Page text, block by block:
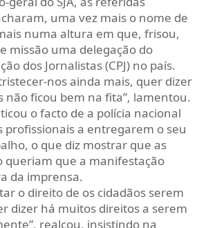
uma vez mais o nome de
numa altura em que, frisou,
missão uma delegação do
dos Jornalistas (CPJ) no país.
nos ainda mais, quer dizer
não ficou bem na fita”, lamentou.
o facto de a polícia nacional
profissionais a entregarem o seu
o que diz mostrar que as
queriam que a manifestação
da imprensa.
o direito de os cidadãos serem
dizer há muitos direitos a serem
realçou, insistindo na